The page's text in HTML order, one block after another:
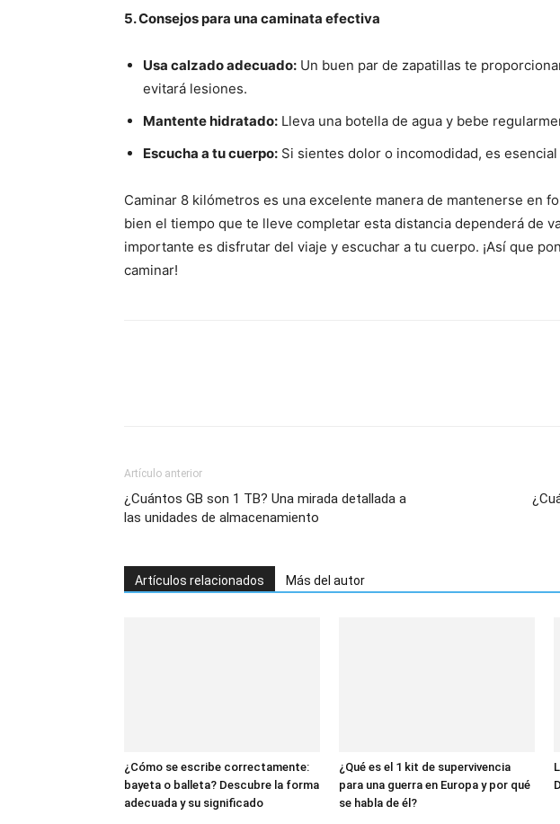
5. Consejos para una caminata efectiva
Usa calzado adecuado: Un buen par de zapatillas te
evitará lesiones.
Mantente hidratado: Lleva una botella de agua y bebe
Escucha a tu cuerpo: Si sientes dolor o incomodidad, es
Caminar 8 kilómetros es una excelente manera de mantenerse en
bien el tiempo que te lleve completar esta distancia dependerá de
importante es disfrutar del viaje y escuchar a tu cuerpo. ¡Así que
caminar!
Artículo anterior
¿Cuántos GB son 1 TB? Una mirada detallada a
las unidades de almacenamiento
Artículos relacionados Más del autor
¿Cómo se escribe correctamente:
bayeta o balleta? Descubre la forma
adecuada y su significado
¿Qué es el 1 kit de supervivencia
para una guerra en Europa y por qué
se habla de él?